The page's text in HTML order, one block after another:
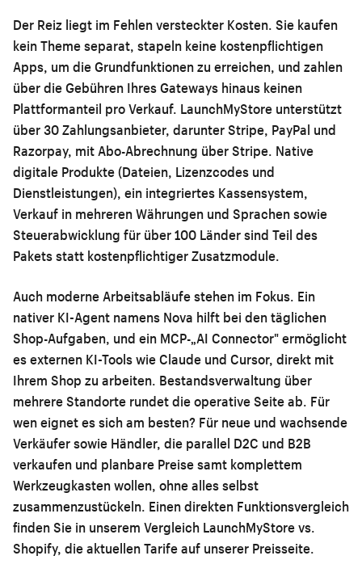
Der Reiz liegt im Fehlen versteckter Kosten. Sie kaufen
kein Theme separat, stapeln keine kostenpflichtigen
Apps, um die Grundfunktionen zu erreichen, und zahlen
über die Gebühren Ihres Gateways hinaus keinen
Plattformanteil pro Verkauf. LaunchMyStore unterstützt
über 30 Zahlungsanbieter, darunter Stripe, PayPal und
Razorpay, mit Abo-Abrechnung über Stripe. Native
digitale Produkte (Dateien, Lizenzcodes und
Dienstleistungen), ein integriertes Kassensystem,
Verkauf in mehreren Währungen und Sprachen sowie
Steuerabwicklung für über 100 Länder sind Teil des
Pakets statt kostenpflichtiger Zusatzmodule.
Auch moderne Arbeitsabläufe stehen im Fokus. Ein
nativer KI-Agent namens Nova hilft bei den täglichen
Shop-Aufgaben, und ein MCP-„AI Connector" ermöglicht
es externen KI-Tools wie Claude und Cursor, direkt mit
Ihrem Shop zu arbeiten. Bestandsverwaltung über
mehrere Standorte rundet die operative Seite ab. Für
wen eignet es sich am besten? Für neue und wachsende
Verkäufer sowie Händler, die parallel D2C und B2B
verkaufen und planbare Preise samt komplettem
Werkzeugkasten wollen, ohne alles selbst
zusammenzustückeln. Einen direkten Funktionsvergleich
finden Sie in unserem Vergleich LaunchMyStore vs.
Shopify, die aktuellen Tarife auf unserer Preisseite.